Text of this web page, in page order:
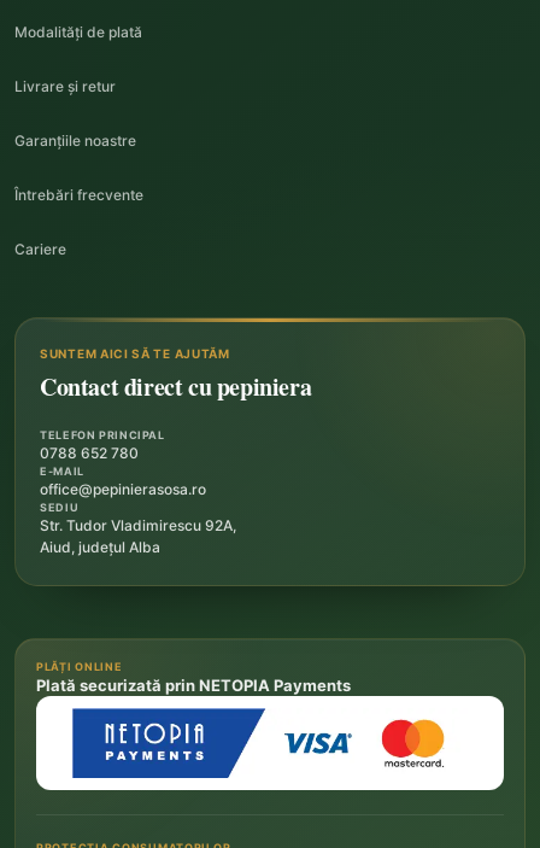
Modalități de plată
Livrare și retur
Garanțiile noastre
Întrebări frecvente
Cariere
SUNTEM AICI SĂ TE AJUTĂM
Contact direct cu pepiniera
TELEFON PRINCIPAL
0788 652 780
E-MAIL
office@pepinierasosa.ro
SEDIU
Str. Tudor Vladimirescu 92A,
Aiud, județul Alba
PLĂȚI ONLINE
Plată securizată prin NETOPIA Payments